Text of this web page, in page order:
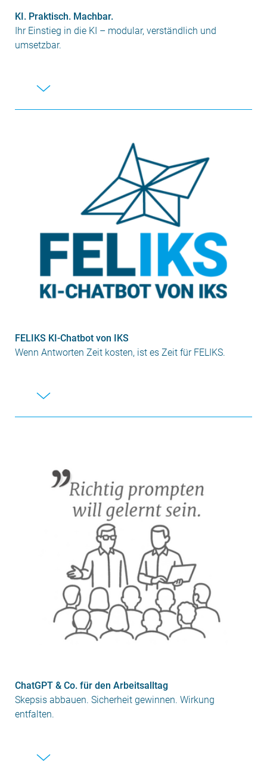
KI. Praktisch. Machbar.
Ihr Einstieg in die KI – modular, verständlich und
umsetzbar.
FELIKS KI-Chatbot von IKS
Wenn Antworten Zeit kosten, ist es Zeit für FELIKS.
ChatGPT & Co. für den Arbeitsalltag
Skepsis abbauen. Sicherheit gewinnen. Wirkung
entfalten.